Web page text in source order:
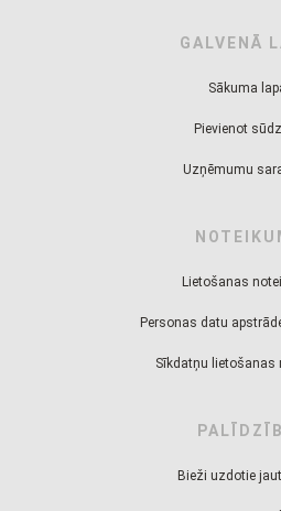
GALVENĀ
Sākuma
Pievienot
Uzņēmumu
Lietošanas
Personas datu
Sīkdatņu lietošanas
Bieži uzdotie